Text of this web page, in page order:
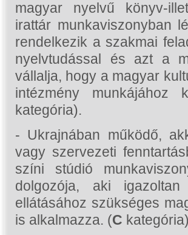
magyar nyelvű könyv-
irattár munkaviszonyban
rendelkezik a szakmai
nyelvtudással és azt a
vállalja, hogy a magyar
intézmény munkájához
kategória).
- Ukrajnában működő,
vagy szervezeti
színi stúdió
dolgozója, aki
ellátásához szükséges
is alkalmazza. (C